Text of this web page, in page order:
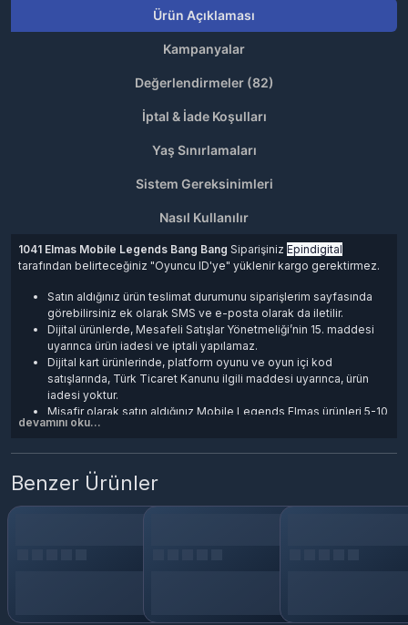
Ürün Açıklaması
Kampanyalar
Değerlendirmeler (82)
İptal & İade Koşulları
Yaş Sınırlamaları
Sistem Gereksinimleri
Nasıl Kullanılır
1041 Elmas Mobile Legends Bang Bang Siparişiniz Epindigital
tarafından belirteceğiniz "Oyuncu ID'ye" yüklenir kargo gerektirmez.
Satın aldığınız ürün teslimat durumunu siparişlerim sayfasında
görebilirsiniz ek olarak SMS ve e-posta olarak da iletilir.
Dijital ürünlerde, Mesafeli Satışlar Yönetmeliği’nin 15. maddesi
uyarınca ürün iadesi ve iptali yapılamaz.
Dijital kart ürünlerinde, platform oyunu ve oyun içi kod
satışlarında, Türk Ticaret Kanunu ilgili maddesi uyarınca, ürün
iadesi yoktur.
Misafir olarak satın aldığınız Mobile Legends Elmas ürünleri 5-10
dakika içerisinde işleme alınır gecikme durumunda Canlı
devamını oku...
Benzer Ürünler